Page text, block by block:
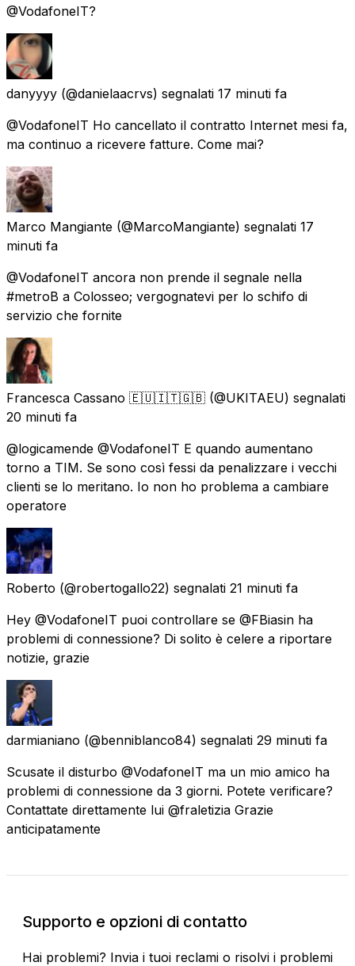
@VodafoneIT?
danyyyy (@danielaacrvs) segnalati 17 minuti fa
@VodafoneIT Ho cancellato il contratto Internet mesi fa,
ma continuo a ricevere fatture. Come mai?
Marco Mangiante (@MarcoMangiante) segnalati 17
minuti fa
@VodafoneIT ancora non prende il segnale nella
#metroB a Colosseo; vergognatevi per lo schifo di
servizio che fornite
Francesca Cassano 🇪🇺🇮🇹🇬🇧 (@UKITAEU) segnalati
20 minuti fa
@logicamende @VodafoneIT E quando aumentano
torno a TIM. Se sono così fessi da penalizzare i vecchi
clienti se lo meritano. Io non ho problema a cambiare
operatore
Roberto (@robertogallo22) segnalati 21 minuti fa
Hey @VodafoneIT puoi controllare se @FBiasin ha
problemi di connessione? Di solito è celere a riportare
notizie, grazie
darmianiano (@benniblanco84) segnalati 29 minuti fa
Scusate il disturbo @VodafoneIT ma un mio amico ha
problemi di connessione da 3 giorni. Potete verificare?
Contattate direttamente lui @fraletizia Grazie
anticipatamente
Supporto e opzioni di contatto
Hai problemi? Invia i tuoi reclami o risolvi i problemi